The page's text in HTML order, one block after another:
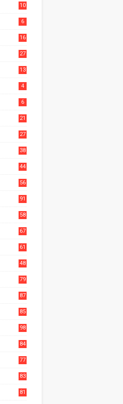
10
6
16
27
13
4
6
21
27
38
44
56
91
58
67
61
48
79
87
85
98
84
77
83
81